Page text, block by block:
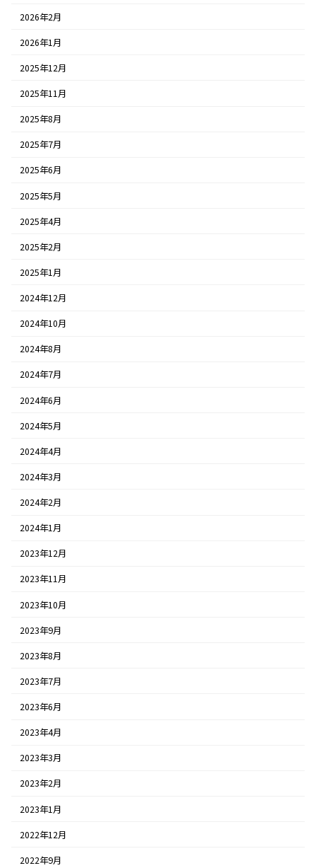
2026年2月
2026年1月
2025年12月
2025年11月
2025年8月
2025年7月
2025年6月
2025年5月
2025年4月
2025年2月
2025年1月
2024年12月
2024年10月
2024年8月
2024年7月
2024年6月
2024年5月
2024年4月
2024年3月
2024年2月
2024年1月
2023年12月
2023年11月
2023年10月
2023年9月
2023年8月
2023年7月
2023年6月
2023年4月
2023年3月
2023年2月
2023年1月
2022年12月
2022年9月